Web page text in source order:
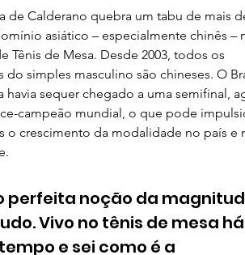
de Calderano quebra um tabu de mais
asiático – especialmente chinês –
Tênis de Mesa. Desde 2003, todos os
do simples masculino são chineses. O
havia sequer chegado a uma semifinal,
campeão mundial, o que pode
o crescimento da modalidade no país e
perfeita noção da
Vivo no tênis de mesa
e sei como é a